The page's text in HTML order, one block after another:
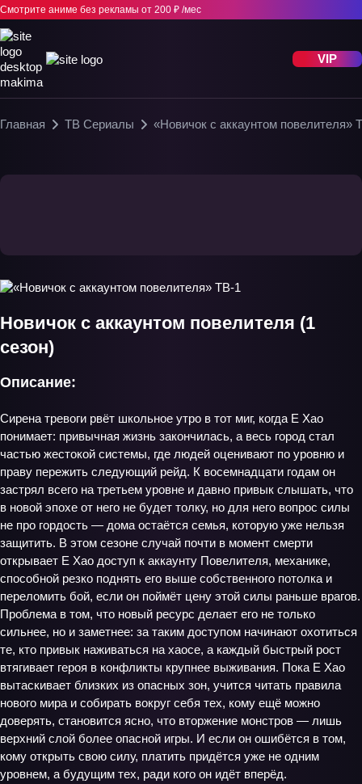
Смотрите аниме без рекламы от 200 ₽ /мес
VIP
Главная ТВ Сериалы «Новичок с аккаунтом повелителя»
Новичок с аккаунтом повелителя (1
сезон)
Описание:
Сирена тревоги рвёт школьное утро в тот миг, когда Е Хао
понимает: привычная жизнь закончилась, а весь город стал
частью жестокой системы, где людей оценивают по уровню и
праву пережить следующий рейд. К восемнадцати годам он
застрял всего на третьем уровне и давно привык слышать, что
в новой эпохе от него не будет толку, но для него вопрос силы
не про гордость — дома остаётся семья, которую уже нельзя
защитить. В этом сезоне случай почти в момент смерти
открывает Е Хао доступ к аккаунту Повелителя, механике,
способной резко поднять его выше собственного потолка и
переломить бой, если он поймёт цену этой силы раньше врагов.
Проблема в том, что новый ресурс делает его не только
сильнее, но и заметнее: за таким доступом начинают охотиться
те, кто привык наживаться на хаосе, а каждый быстрый рост
втягивает героя в конфликты крупнее выживания. Пока Е Хао
вытаскивает близких из опасных зон, учится читать правила
нового мира и собирать вокруг себя тех, кому ещё можно
доверять, становится ясно, что вторжение монстров — лишь
верхний слой более опасной игры. И если он ошибётся в том,
кому открыть свою силу, платить придётся уже не одним
уровнем, а будущим тех, ради кого он идёт вперёд.